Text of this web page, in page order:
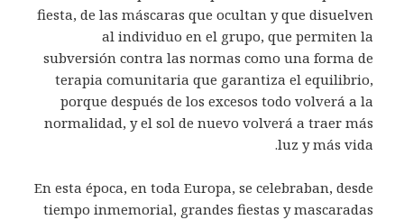
fiesta, de las máscaras que ocultan y que disuelven
al individuo en el grupo, que permiten la
subversión contra las normas como una forma de
terapia comunitaria que garantiza el equilibrio,
porque después de los excesos todo volverá a la
normalidad, y el sol de nuevo volverá a traer más
luz y más vida.
En esta época, en toda Europa, se celebraban, desde
tiempo inmemorial, grandes fiestas y mascaradas